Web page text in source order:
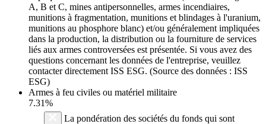
A, B et C, mines antipersonnelles, armes incendiaires,
munitions à fragmentation, munitions et blindages à l'uranium,
munitions au phosphore blanc) et/ou généralement impliquées
dans la production, la distribution ou la fourniture de services
liés aux armes controversées est présentée. Si vous avez des
questions concernant les données de l'entreprise, veuillez
contacter directement ISS ESG. (Source des données : ISS
ESG)
Armes à feu civiles ou matériel militaire
7.31%
La pondération des sociétés du fonds qui sont